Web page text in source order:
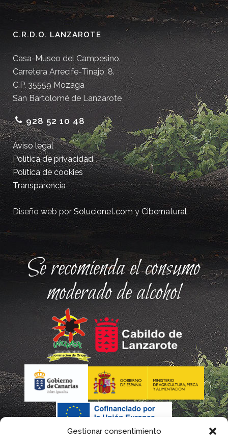
Gestionar consentimiento
C.R.D.O. LANZAROTE
Casa-Museo del Campesino.
Carretera Arrecife-Tinajo, 8.
C.P. 35559 Mozaga
San Bartolomé de Lanzarote
928 52 10 48
Aviso legal
Política de privacidad
Política de cookies
Transparencia
Diseño web porSolucionet.comyCibernatural
Se recomienda el consumo
moderado de alcohol